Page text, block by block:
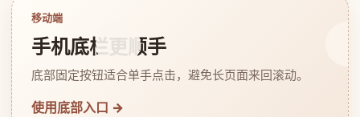
移动端
手机底栏更顺手
底部固定按钮适合单手点击，避免长页面来回滚动。
使用底部入口 →